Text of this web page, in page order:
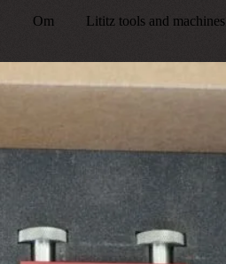
Om Lititz tools and machines